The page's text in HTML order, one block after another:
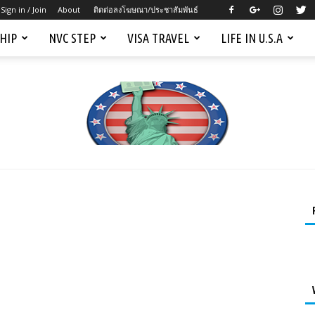
Sign in / Join About ติดต่อลงโฆษณา/ประชาสัมพันธ์
NVC STEP VISA TRAVEL LIFE IN U.S.A